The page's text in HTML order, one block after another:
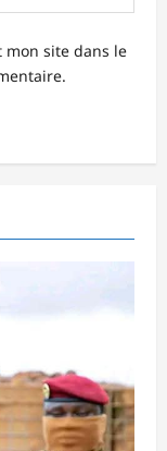
mon site dans le